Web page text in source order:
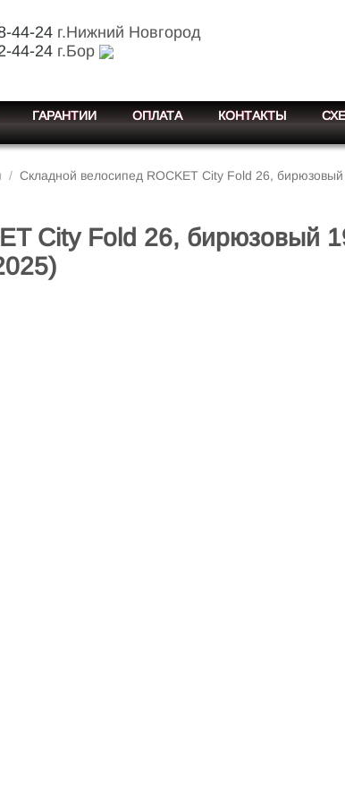
44-24г.Нижний Новгород
44-24г.Бор
ГАРАНТИИ ОПЛАТА КОНТАКТЫ
/ Складной велосипед ROCKET City Fold 26,
City Fold 26, бирюзовый